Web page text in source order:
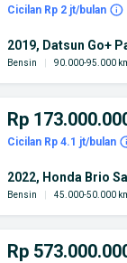
Cicilan Rp 2 jt/bulan
2019, Datsun Go+
Bensin 90.000-95.000
Rp
Cicilan Rp 4.1 jt/bulan
2022, Honda Brio
Bensin 45.000-50.000
Rp